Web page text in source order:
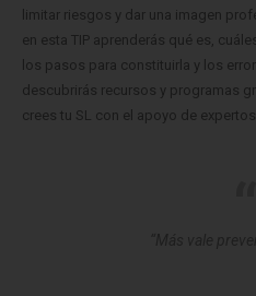
limitar riesgos y dar una imagen
en esta TIP aprenderás qué es,
los pasos para constituirla y los
descubrirás recursos y programas
crees tu SL con el apoyo de expertos.